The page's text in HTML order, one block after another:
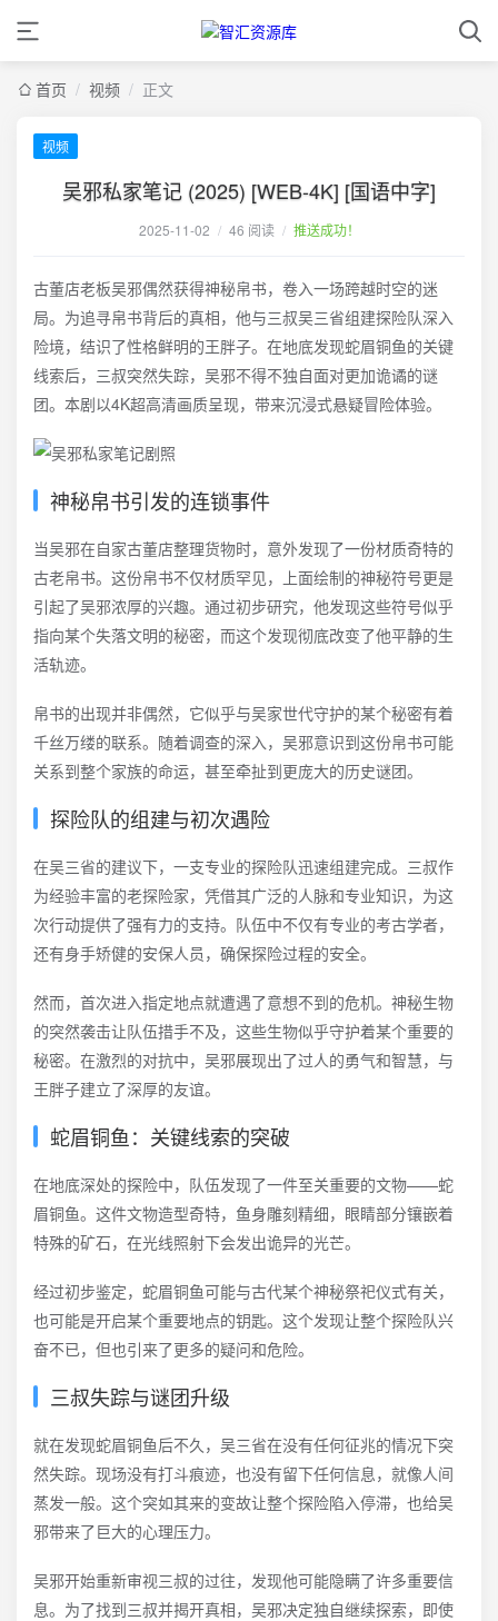
首页 / 视频 / 正文
视频
吴邪私家笔记 (2025) [WEB-4K] [国语中字]
2025-11-02 / 46 阅读 / 推送成功！
古董店老板吴邪偶然获得神秘帛书，卷入一场跨越时空的迷
局。为追寻帛书背后的真相，他与三叔吴三省组建探险队深入
险境，结识了性格鲜明的王胖子。在地底发现蛇眉铜鱼的关键
线索后，三叔突然失踪，吴邪不得不独自面对更加诡谲的谜
团。本剧以4K超高清画质呈现，带来沉浸式悬疑冒险体验。
神秘帛书引发的连锁事件
当吴邪在自家古董店整理货物时，意外发现了一份材质奇特的
古老帛书。这份帛书不仅材质罕见，上面绘制的神秘符号更是
引起了吴邪浓厚的兴趣。通过初步研究，他发现这些符号似乎
指向某个失落文明的秘密，而这个发现彻底改变了他平静的生
活轨迹。
帛书的出现并非偶然，它似乎与吴家世代守护的某个秘密有着
千丝万缕的联系。随着调查的深入，吴邪意识到这份帛书可能
关系到整个家族的命运，甚至牵扯到更庞大的历史谜团。
探险队的组建与初次遇险
在吴三省的建议下，一支专业的探险队迅速组建完成。三叔作
为经验丰富的老探险家，凭借其广泛的人脉和专业知识，为这
次行动提供了强有力的支持。队伍中不仅有专业的考古学者，
还有身手矫健的安保人员，确保探险过程的安全。
然而，首次进入指定地点就遭遇了意想不到的危机。神秘生物
的突然袭击让队伍措手不及，这些生物似乎守护着某个重要的
秘密。在激烈的对抗中，吴邪展现出了过人的勇气和智慧，与
王胖子建立了深厚的友谊。
蛇眉铜鱼：关键线索的突破
在地底深处的探险中，队伍发现了一件至关重要的文物——蛇
眉铜鱼。这件文物造型奇特，鱼身雕刻精细，眼睛部分镶嵌着
特殊的矿石，在光线照射下会发出诡异的光芒。
经过初步鉴定，蛇眉铜鱼可能与古代某个神秘祭祀仪式有关，
也可能是开启某个重要地点的钥匙。这个发现让整个探险队兴
奋不已，但也引来了更多的疑问和危险。
三叔失踪与谜团升级
就在发现蛇眉铜鱼后不久，吴三省在没有任何征兆的情况下突
然失踪。现场没有打斗痕迹，也没有留下任何信息，就像人间
蒸发一般。这个突如其来的变故让整个探险陷入停滞，也给吴
邪带来了巨大的心理压力。
吴邪开始重新审视三叔的过往，发现他可能隐瞒了许多重要信
息。为了找到三叔并揭开真相，吴邪决定独自继续探索，即使